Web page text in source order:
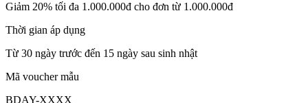
Giảm 20% tối đa 1.000.000đ cho đơn từ 1.000.000đ
Thời gian áp dụng
Từ 30 ngày trước đến 15 ngày sau sinh nhật
Mã voucher mẫu
BDAY-XXXX